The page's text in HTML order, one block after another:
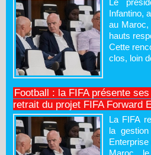
Le
Infantino,
au
hauts
Cette
clos, loin
Football : la FIFA présente
retrait du projet FIFA Forward
La FIFA
la
Maroc,